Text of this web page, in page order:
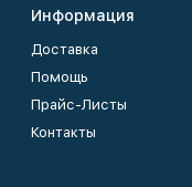
Информация
Доставка
Помощь
Прайс-Листы
Контакты